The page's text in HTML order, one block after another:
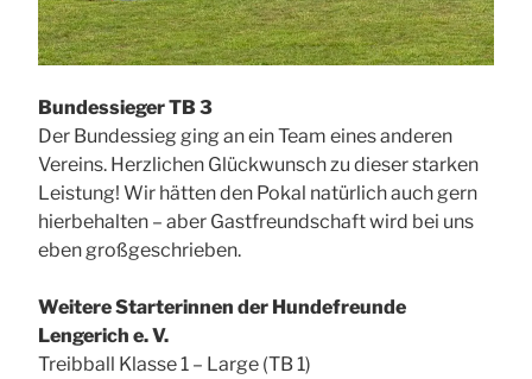
Bundessieger TB 3
Der Bundessieg ging an ein Team eines anderen
Vereins. Herzlichen Glückwunsch zu dieser starken
Leistung! Wir hätten den Pokal natürlich auch gern
hierbehalten – aber Gastfreundschaft wird bei uns
eben großgeschrieben.
Weitere Starterinnen der Hundefreunde
Lengerich e. V.
Treibball Klasse 1 – Large (TB 1)